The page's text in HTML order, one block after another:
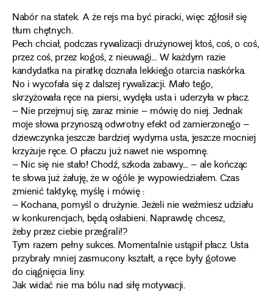
Nabór na statek. A że rejs ma być piracki, więc zgłosił się
tłum chętnych.
Pech chciał, podczas rywalizacji drużynowej ktoś, coś, o coś,
przez coś, przez kogoś, z nieuwagi… W każdym razie
kandydatka na piratkę doznała lekkiego otarcia naskórka.
No i wycofała się z dalszej rywalizacji. Mało tego,
skrzyżowała ręce na piersi, wydęła usta i uderzyła w płacz.
– Nie przejmuj się, zaraz minie – mówię do niej. Jednak
moje słowa przynoszą odwrotny efekt od zamierzonego –
dziewczynka jeszcze bardziej wydyma usta, jeszcze mocniej
krzyżuje ręce. O płaczu już nawet nie wspomnę.
– Nic się nie stało! Chodź, szkoda zabawy… – ale kończąc
te słowa już żałuję, że w ogóle je wypowiedziałem. Czas
zmienić taktykę, myślę i mówię :
– Kochana, pomyśl o drużynie. Jeżeli nie weźmiesz udziału
w konkurencjach, będą osłabieni. Naprawdę chcesz,
żeby przez ciebie przegrali!?
Tym razem pełny sukces. Momentalnie ustąpił płacz. Usta
przybrały mniej zasmucony kształt, a ręce były gotowe
do ciągnięcia liny.
Jak widać nie ma bólu nad siłę motywacji.